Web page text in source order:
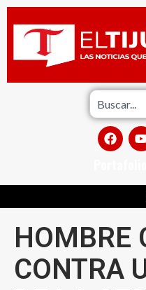
HOMBRE
CONTRA